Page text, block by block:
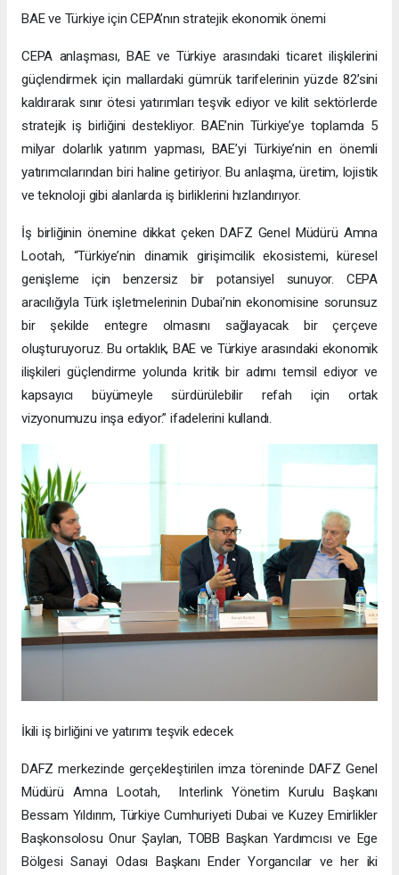
BAE ve Türkiye için CEPA’nın stratejik ekonomik önemi
CEPA anlaşması, BAE ve Türkiye arasındaki ticaret ilişkilerini
güçlendirmek için mallardaki gümrük tarifelerinin yüzde 82’sini
kaldırarak sınır ötesi yatırımları teşvik ediyor ve kilit sektörlerde
stratejik iş birliğini destekliyor. BAE’nin Türkiye’ye toplamda 5
milyar dolarlık yatırım yapması, BAE’yi Türkiye’nin en önemli
yatırımcılarından biri haline getiriyor. Bu anlaşma, üretim, lojistik
ve teknoloji gibi alanlarda iş birliklerini hızlandırıyor.
İş birliğinin önemine dikkat çeken DAFZ Genel Müdürü Amna
Lootah, “Türkiye’nin dinamik girişimcilik ekosistemi, küresel
genişleme için benzersiz bir potansiyel sunuyor. CEPA
aracılığıyla Türk işletmelerinin Dubai’nin ekonomisine sorunsuz
bir şekilde entegre olmasını sağlayacak bir çerçeve
oluşturuyoruz. Bu ortaklık, BAE ve Türkiye arasındaki ekonomik
ilişkileri güçlendirme yolunda kritik bir adımı temsil ediyor ve
kapsayıcı büyümeyle sürdürülebilir refah için ortak
vizyonumuzu inşa ediyor.” ifadelerini kullandı.
İkili iş birliğini ve yatırımı teşvik edecek
DAFZ merkezinde gerçekleştirilen imza töreninde DAFZ Genel
Müdürü Amna Lootah, Interlink Yönetim Kurulu Başkanı
Bessam Yıldırım, Türkiye Cumhuriyeti Dubai ve Kuzey Emirlikler
Başkonsolosu Onur Şaylan, TOBB Başkan Yardımcısı ve Ege
Bölgesi Sanayi Odası Başkanı Ender Yorgancılar ve her iki